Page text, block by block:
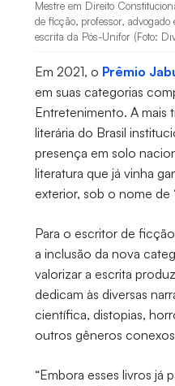
Mestre em Direito
de ficção, professor,
escrita da Pós-Unifor (Foto:
Em 2021, o Prêmio
em suas categorias
Entretenimento. A mais
literária do Brasil
presença em solo
literatura que já vinha
exterior, sob o nome de
Para o escritor de
a inclusão da nova
valorizar a escrita
dedicam às diversas
científica, distopias,
outros gêneros
“Embora esses livros já